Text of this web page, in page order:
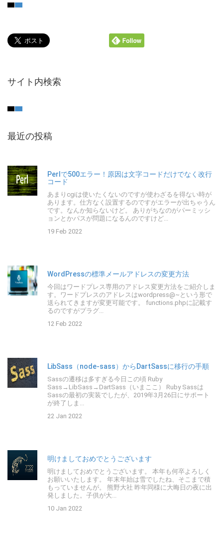
サイト内検索
最近の投稿
Perlで500エラー！原因は文字コードだけでなく改行
コード
あまりcgiは使いたくないのですが使わざるを得ない時が
あります。仕方なく設置するのですがエラーが出ちゃうん
です。なんか知らないけど。 ありがちなのがパーミッシ
ョンとかパスが問題になるんのですけど...
19 Feb 2022
WordPressの標準メールアドレスの変更方法
今回はワードプレス専用のアドレス変更方法をご紹介しま
す。ワードプレスのアドレスはwordpress@~という形で
送られてきますが変更可能です。 functions.phpに記載す
るのですがプラグ...
12 Feb 2022
LibSass（node-sass）からDartSassに移行の手順
Sassの遷移は多すぎる今日この頃 Ruby
Sass→LibSass→DartSass（いまここ） Ruby Sassは
Sassの最初の実装でしたが、2019年3月26日にサポート
が終了しま...
22 Jan 2022
明けましておめでとうございます
明けましておめでとうございます。 本年も何卒よろしく
お願いいたします。 年末年始は雪でしたね、そこまで積
もっていませんが。 熊野大社 昨年同様に大晦日の夜に出
発しました。子供が大...
10 Jan 2022